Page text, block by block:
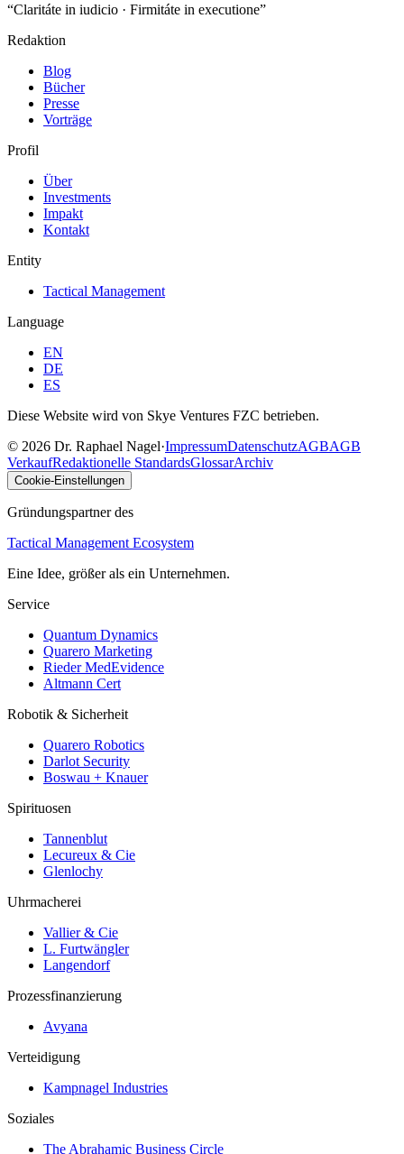
“Claritáte in iudicio · Firmitáte in executione”
Redaktion
Blog
Bücher
Presse
Vorträge
Profil
Über
Investments
Impakt
Kontakt
Entity
Tactical Management
Language
EN
DE
ES
Diese Website wird von Skye Ventures FZC betrieben.
© 2026 Dr. Raphael Nagel·ImpressumDatenschutzAGBAGB
VerkaufRedaktionelle StandardsGlossarArchiv
Cookie-Einstellungen
Gründungspartner des
Tactical Management Ecosystem
Eine Idee, größer als ein Unternehmen.
Service
Quantum Dynamics
Quarero Marketing
Rieder MedEvidence
Altmann Cert
Robotik & Sicherheit
Quarero Robotics
Darlot Security
Boswau + Knauer
Spirituosen
Tannenblut
Lecureux & Cie
Glenlochy
Uhrmacherei
Vallier & Cie
L. Furtwängler
Langendorf
Prozessfinanzierung
Avyana
Verteidigung
Kampnagel Industries
Soziales
The Abrahamic Business Circle